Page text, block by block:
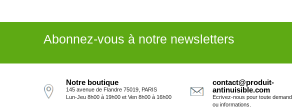
Abonnez-vous à notre newsletters
Notre boutique
145 avenue de Flandre 75019, PARIS
Lun-Jeu 8h00 à 19h00 et Ven 8h00 à 16h00
contact@produit-
antinuisible.com
Ecrivez-nous pour toute
ou informations.